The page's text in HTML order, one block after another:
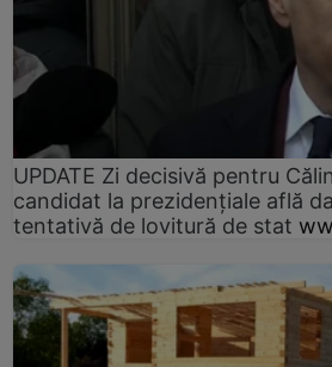
UPDATE Zi decisivă pentru
candidat la prezidențiale află
tentativă de lovitură de stat